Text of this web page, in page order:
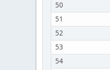
50
51
52
53
54